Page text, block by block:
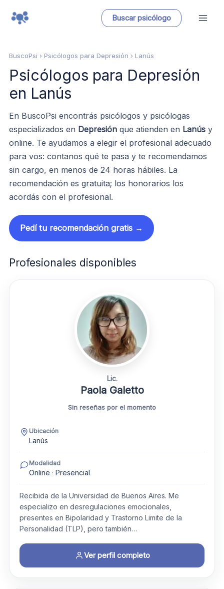
Buscar psicólogo
BuscoPsi › Psicólogos para Depresión › Lanús
Psicólogos para Depresión
en Lanús
En BuscoPsi encontrás psicólogos y psicólogas
especializados en Depresión que atienden en Lanús y
online. Te ayudamos a elegir el profesional adecuado
para vos: contanos qué te pasa y te recomendamos
sin cargo, en menos de 24 horas hábiles. La
recomendación es gratuita; los honorarios los
acordás con el profesional.
Pedí tu recomendación gratis →
Profesionales disponibles
Lic.
Paola Galetto
Sin reseñas por el momento
Ubicación
Lanús
Modalidad
Online · Presencial
Recibida de la Universidad de Buenos Aires. Me
especializo en desregulaciones emocionales,
presentes en Bipolaridad y Trastorno Limite de la
Personalidad (TLP), pero también…
Ver perfil completo